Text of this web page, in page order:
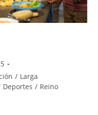
/ Larga
Deportes / Reino